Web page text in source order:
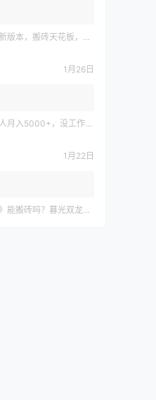
搬砖天花板，闭着眼都能赚！
1月26日
，没工作在家一个人就能做
1月22日
砖吗？暮光双龙搬砖攻略教程